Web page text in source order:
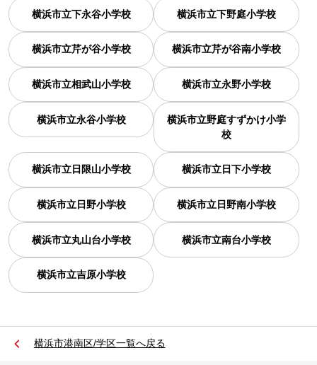
横浜市立下永谷小学校 横浜市立下野庭小学校
横浜市立芹が谷小学校 横浜市立芹が谷南小学校
横浜市立相武山小学校 横浜市立永野小学校
横浜市立永谷小学校
横浜市立野庭すずかけ小学
校
横浜市立日限山小学校 横浜市立日下小学校
横浜市立日野小学校 横浜市立日野南小学校
横浜市立丸山台小学校 横浜市立南台小学校
横浜市立吉原小学校
横浜市港南区/学区一覧へ戻る